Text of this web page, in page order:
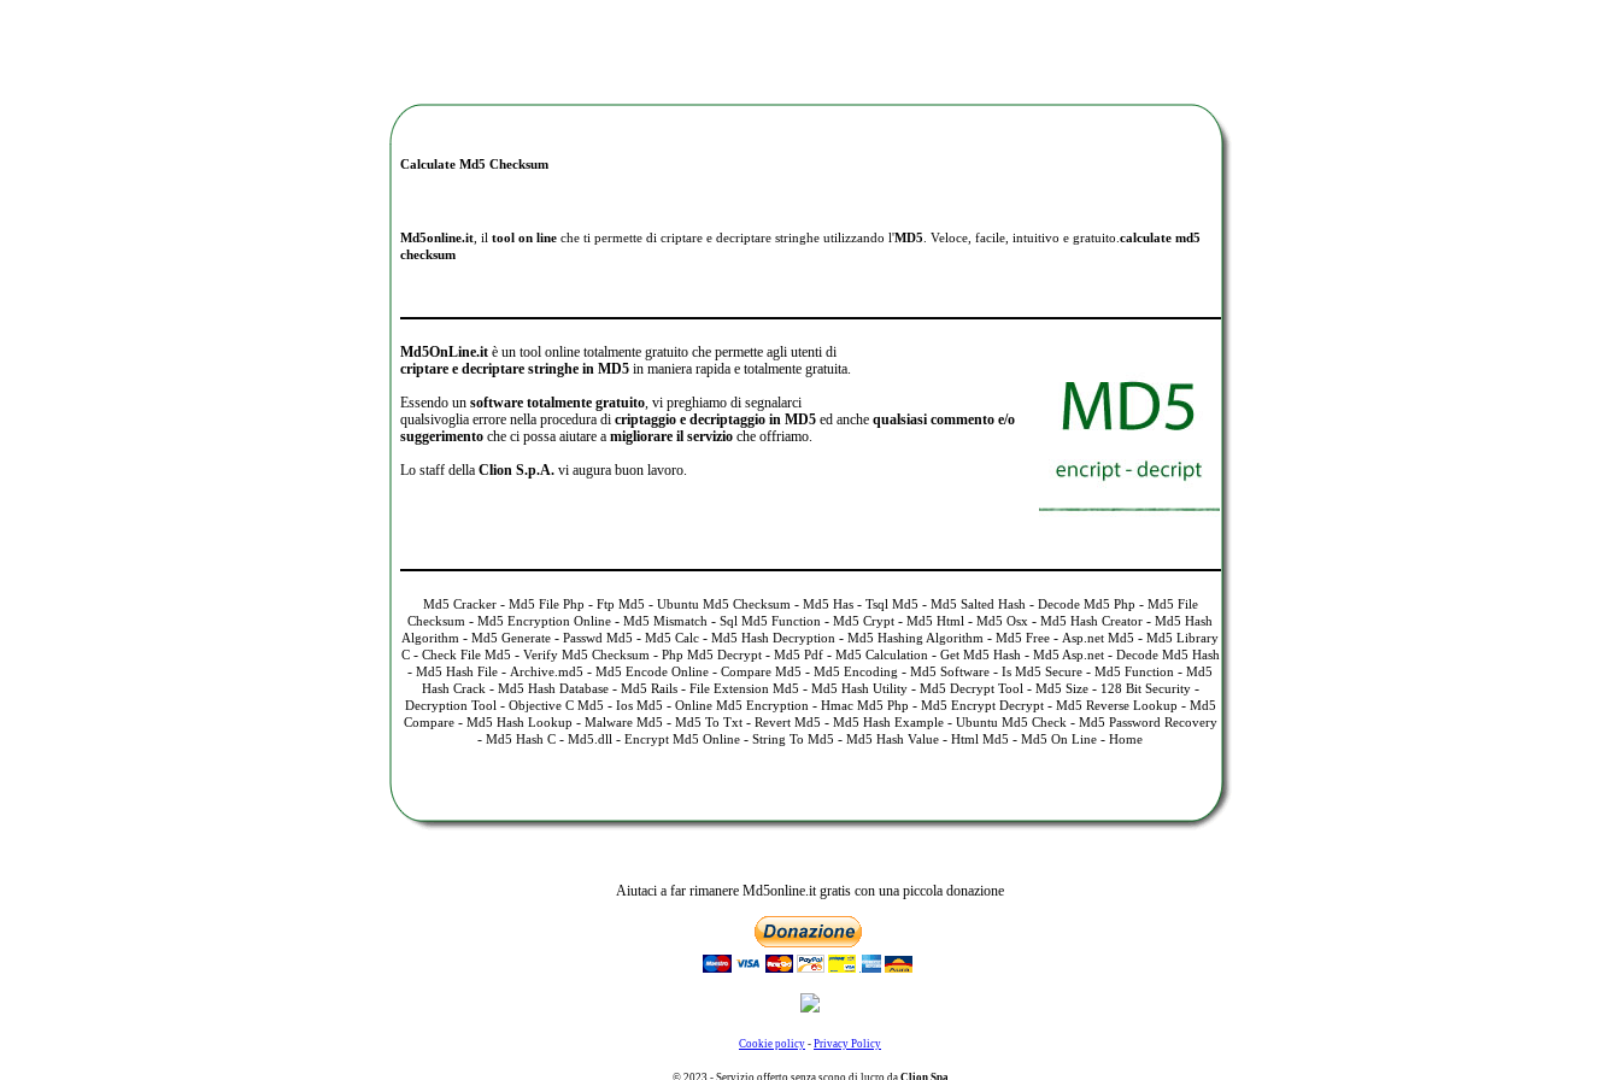
Calculate Md5 Checksum
Md5online.it, il tool on lineche ti permette di criptare e decriptare stringhe utilizzando l'MD5 . Veloce, facile, intuitivo e gratuito. calculate md5
checksum
Md5OnLine.itè un tool online totalmente gratuito che permette agli utenti di
criptare e decriptare stringhe in MD5in maniera rapida e totalmente gratuita.
Essendo un software totalmente gratuito, vi preghiamo di segnalarci
qualsivoglia errore nella procedura di criptaggio e decriptaggio in MD5ed anche qualsiasi commento e/o
suggerimentoche ci possa aiutare a migliorare il servizioche offriamo.
Lo staff della Clion S.p.A.vi augura buon lavoro.
Md5 Cracker- Md5 File Php - Ftp Md5 - Ubuntu Md5 Checksum - Md5 Has- Tsql Md5 - Md5 Salted Hash - Decode Md5 Php - Md5 File
Checksum - Md5 Encryption Online - Md5 Mismatch - Sql Md5 Function - Md5 Crypt - Md5 Html - Md5 Osx - Md5 Hash Creator - Md5 Hash
Algorithm - Md5 Generate - Passwd Md5 - Md5 Calc - Md5 Hash Decryption - Md5 Hashing Algorithm - Md5 Free - Asp.net Md5 - Md5 Library
C- Check File Md5 - Verify Md5 Checksum - Php Md5 Decrypt- Md5 Pdf- Md5 Calculation - Get Md5 Hash - Md5 Asp.net- Decode Md5 Hash
- Md5 Hash File - Archive.md5 - Md5 Encode Online - Compare Md5 - Md5 Encoding - Md5 Software - Is Md5 Secure - Md5 Function - Md5
Hash Crack - Md5 Hash Database- Md5 Rails- File Extension Md5 - Md5 Hash Utility- Md5 Decrypt Tool - Md5 Size- 128 Bit Security-
Decryption Tool - Objective C Md5 - Ios Md5 - Online Md5 Encryption - Hmac Md5 Php - Md5 Encrypt Decrypt- Md5 Reverse Lookup - Md5
Compare- Md5 Hash Lookup - Malware Md5 - Md5 To Txt- Revert Md5 - Md5 Hash Example- Ubuntu Md5 Check - Md5 Password Recovery
- Md5 Hash C - Md5.dll - Encrypt Md5 Online - String To Md5 - Md5 Hash Value - Html Md5 - Md5 On Line - Home
Aiutaci a far rimanere Md5online.it gratis con una piccola donazione
Cookie policy - Privacy Policy
© 2023 - Servizio offerto senza scopo di lucro da Clion Spa